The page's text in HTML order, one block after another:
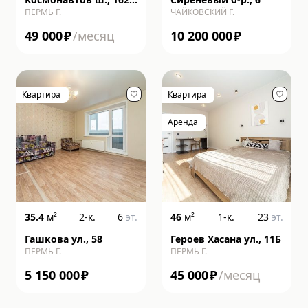
строение к
ПЕРМЬ Г.
49 000₽/месяц
ЧАЙКОВСКИЙ Г.
10 200 000₽
Квартира
35.4 м² 2-к. 6 эт.
Гашкова ул., 58
ПЕРМЬ Г.
5 150 000₽
Квартира
Аренда
46 м² 1-к. 23 эт.
Героев Хасана ул., 11Б
ПЕРМЬ Г.
45 000₽/месяц